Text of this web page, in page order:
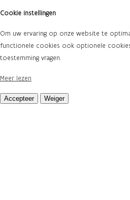
Cookie instellingen
Om uw ervaring op onze website te
functionele cookies ook optionele
toestemming vragen.
Meer lezen
Accepteer Weiger